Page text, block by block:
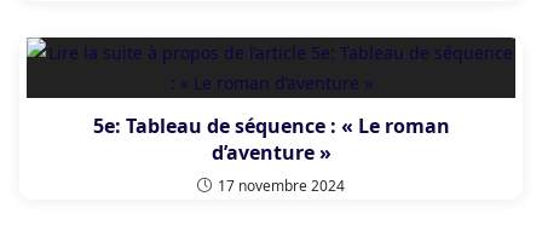
5e: Tableau de séquence : « Le roman
d’aventure »
17 novembre 2024